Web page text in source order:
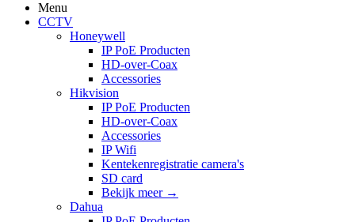
Menu
CCTV
Honeywell
IP PoE Producten
HD-over-Coax
Accessories
Hikvision
IP PoE Producten
HD-over-Coax
Accessories
IP Wifi
Kentekenregistratie camera's
SD card
Bekijk meer →
Dahua